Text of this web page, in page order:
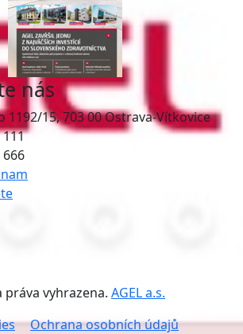
nás
1192/15, 703 00 Ostrava-Vítkovice
666
práva vyhrazena. AGEL a.s.
Ochrana osobních údajů